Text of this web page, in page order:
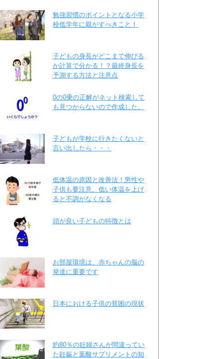
勉強習慣のポイントとなる小学
校低学年に親がすべきこと！
子どもの身長がどこまで伸びる
か計算で分かる！？最終身長を
予測する方法と注意点
0の0乗の正解がネット検索して
も見つからないので作成した。
子どもが学校に行きたくないと
言い出したら・・・
低体温の原因と改善法！男性や
子供も要注意、低い体温を上げ
ると不調がなくなる
頭が良い子どもの特徴とは
お部屋環境は、赤ちゃんの脳の
発達に重要です
日本における子供の貧困の現状
約80％の妊婦さんが間違ってい
た妊娠と葉酸サプリメントの知